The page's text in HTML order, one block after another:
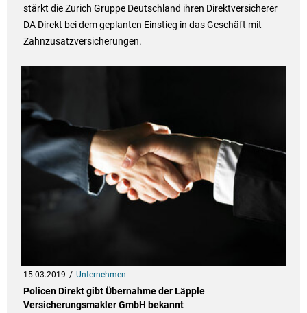
stärkt die Zurich Gruppe Deutschland ihren Direktversicherer
DA Direkt bei dem geplanten Einstieg in das Geschäft mit
Zahnzusatzversicherungen.
15.03.2019 Unternehmen
Policen Direkt gibt Übernahme der Läpple
Versicherungsmakler GmbH bekannt